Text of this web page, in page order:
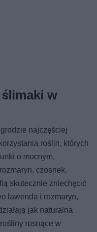
w
najczęściej
roślin, których
o mocnym,
czosnek,
skutecznie zniechęcić
lawenda i rozmaryn,
jak naturalna
rosnące w